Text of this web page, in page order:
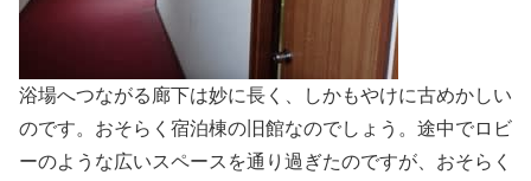
浴場へつながる廊下は妙に長く、しかもやけに古めかしい
のです。おそらく宿泊棟の旧館なのでしょう。途中でロビ
ーのような広いスペースを通り過ぎたのですが、おそらく